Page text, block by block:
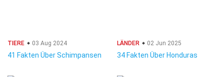
TIERE 03 Aug 2024
41 Fakten Über Schimpansen
LÄNDER 02 Jun 2025
34 Fakten Über Honduras